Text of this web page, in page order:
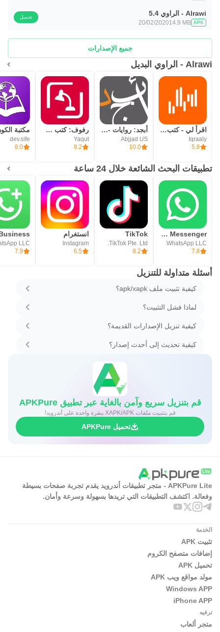
Alrawi - الراوي 5.4
APK
14.9 MB
20/02/2020
تحميل
جميع الإصدارات
Alrawi - الراوي البديل
اقرأ لي - كتب صوتية مسموعة
Iqraaly
5.8
أبجد: روايات - قصص - كتب صوتية
Abjjad US
10.0
رفوف: كتب صوتية وإلكترونية
Yaqut
8.2
dev.sife
8.0
تطبيقات البحث الشائعة خلال 24 ساعة
WhatsApp Messenger - واتساب مسنجر
WhatsApp LLC
7.8
TikTok
TikTok Pte. Ltd.
8.2
انستغرام
Instagram
6.5
LLC
7.9
أسئلة متداولة للتنزيل
كيفية تثبيت ملف apk/xapk؟
لماذا فشل التثبيت؟
كيفية تنزيل الإصدارات القديمة؟
كيفية تحديث إلى أحدث إصدار؟
قم بتنزيل سريع وآمن بالغاية عبر تطبيق APKPure
قم بتثبيت ملفات XAPK/APK بنقرة واحدة على أندرويد!
تحميل APKPure
APKPure Lite - متجر تطبيقات أندرويد يقدم تجربة صفحات بسيطة
وفعالة. اكتشف التطبيقات التي تريدها بسهولة وسرعة وأمان.
الخدمة
تثبيت APK
إضافات متصفح الكروم
تحميل APK
مولد مواقع ويب APK
Windows APP
iPhone APP
ترفيه
متجر ألعاب